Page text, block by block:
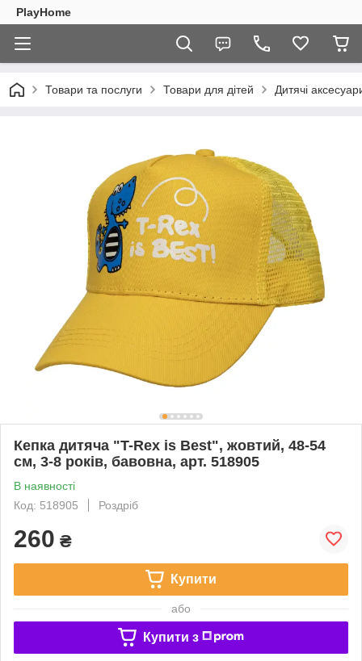
PlayHome
Товари та послуги Товари для дітей Дитячі
Кепка дитяча "T-Rex is Best", жовтий, 48-54
см, 3-8 років, бавовна, арт. 518905
В наявності
Код: 518905
Роздріб
260 ₴
Купити
або
Купити з